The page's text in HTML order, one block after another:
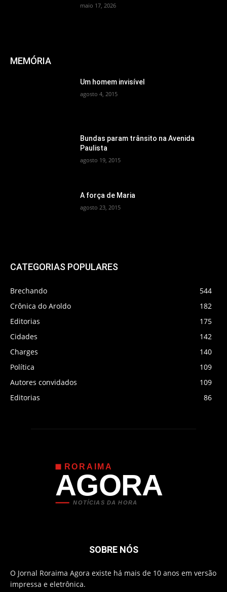
maio 17, 2026
MEMÓRIA
Um homem invisível
agosto 4, 2015
Bundas param trânsito na Avenida
Paulista
agosto 19, 2015
A força de Maria
agosto 23, 2015
CATEGORIAS POPULARES
Brechando
544
Crônica do Aroldo
182
Editorias
175
Cidades
142
Charges
140
Política
109
Autores convidados
109
Editorias
86
RORAIMA
AGORA
NOTÍCIAS DA HORA
SOBRE NÓS
O Jornal Roraima Agora existe há mais de 10 anos em versão
impressa e eletrônica.